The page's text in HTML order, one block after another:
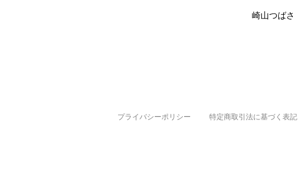
崎山つばさ
プライバシーポリシー 特定商取引法に基づく表記